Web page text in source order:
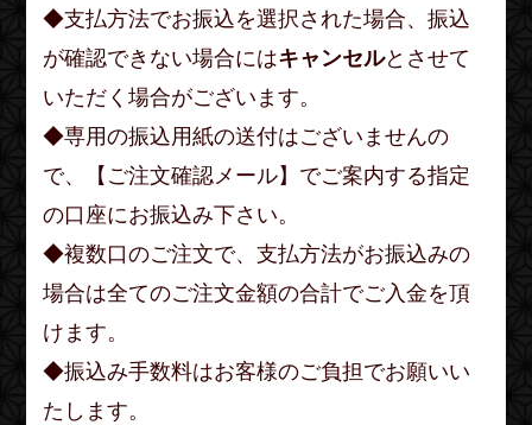
◆支払方法でお振込を選択された場合、振込
が確認できない場合にはキャンセルとさせて
いただく場合がございます。
◆専用の振込用紙の送付はございませんの
で、【ご注文確認メール】でご案内する指定
の口座にお振込み下さい。
◆複数口のご注文で、支払方法がお振込みの
場合は全てのご注文金額の合計でご入金を頂
けます。
◆振込み手数料はお客様のご負担でお願いい
たします。